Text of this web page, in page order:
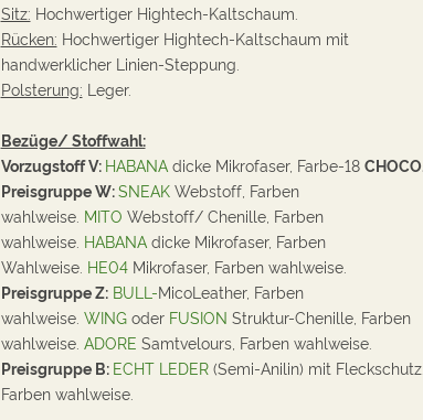
Sitz: Hochwertiger Hightech-Kaltschaum.
Rücken: Hochwertiger Hightech-Kaltschaum mit
handwerklicher Linien-Steppung.
Polsterung: Leger.
Bezüge/ Stoffwahl:
Vorzugstoff V: HABANA dicke Mikrofaser, Farbe-18 CHOCO.
Preisgruppe W:SNEAKWebstoff, Farben
wahlweise. MITO Webstoff/ Chenille, Farben
wahlweise. HABANAdicke Mikrofaser, Farben
Wahlweise. HE04Mikrofaser, Farben wahlweise.
Preisgruppe Z: BULL-MicoLeather, Farben
wahlweise. WING oderFUSION Struktur-Chenille, Farben
wahlweise. ADORE Samtvelours, Farben wahlweise.
Preisgruppe B: ECHT LEDER (Semi-Anilin) mit Fleckschutz.
Farben wahlweise.